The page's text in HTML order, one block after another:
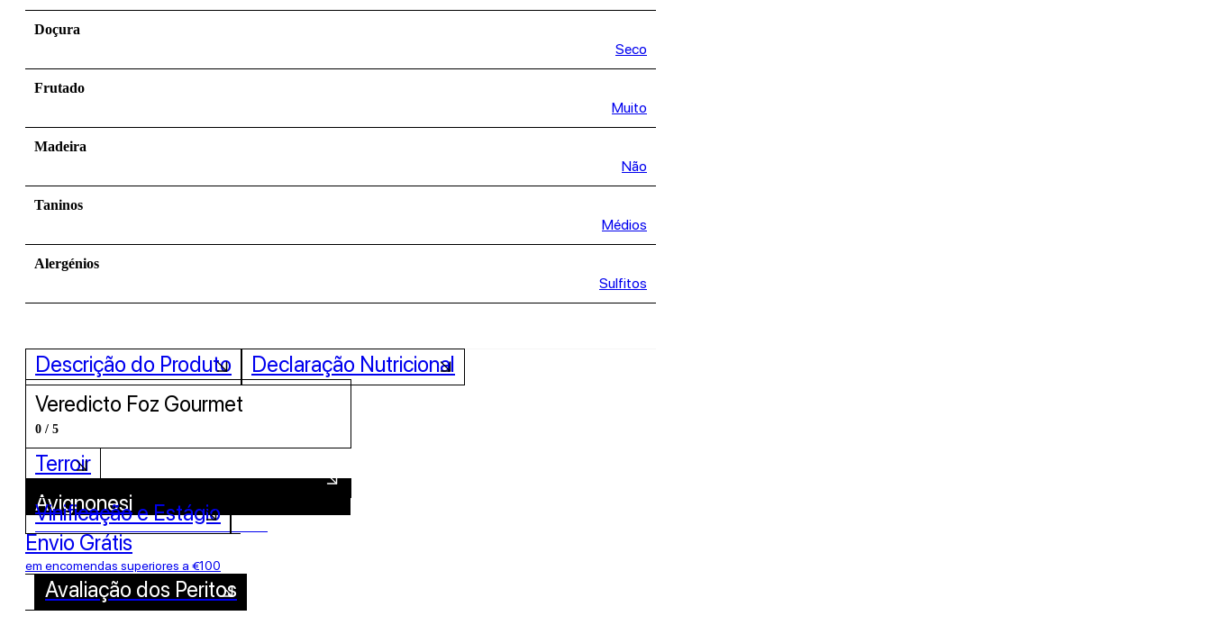
Doçura
Seco
Frutado
Muito
Madeira
Não
Taninos
Médios
Alergénios
Sulfitos
Descrição do Produto
Declaração Nutricional
Veredicto Foz Gourmet
0 / 5
Terroir
Avignonesi
Descubra todos os Vinhos deste Produtor!
Vinificação e Estágio
Envio Grátis
em encomendas superiores a €100
Avaliação dos Peritos